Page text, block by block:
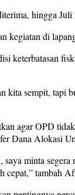
hingga
kegiatan di
keterbatasan
kita sempit, tapi
agar OPD
Dana Alokasi
minta segera
cepat,” tambah